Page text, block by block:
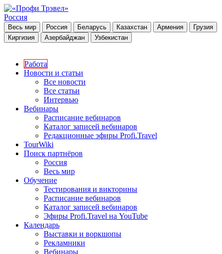
Россия
Весь мир Россия Беларусь Казахстан Армения
Грузия
Киргизия
Азербайджан Узбекистан
Работа
Новости и статьи
Все новости
Все статьи
Интервью
Вебинары
Расписание вебинаров
Каталог записей вебинаров
Редакционные эфиры Profi.Travel
TourWiki
Поиск партнёров
Россия
Весь мир
Обучение
Тестирования и викторины
Расписание вебинаров
Каталог записей вебинаров
Эфиры Profi.Travel на YouTube
Календарь
Выставки и воркшопы
Рекламники
Вебинары